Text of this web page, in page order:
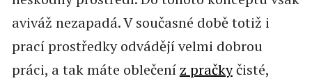
aviváž nezapadá. V současné době totiž i
prací prostředky odvádějí velmi dobrou
práci, a tak máte oblečení z pračkyčisté,